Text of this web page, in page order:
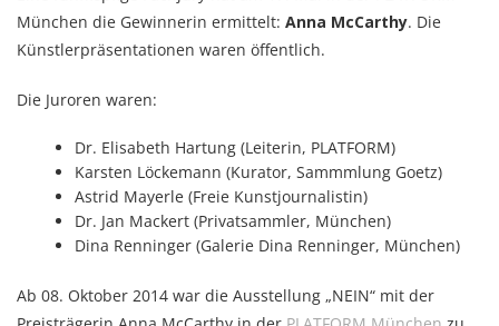
München die Gewinnerin ermittelt: Anna McCarthy. Die
Künstlerpräsentationen waren öffentlich.
Die Juroren waren:
Dr. Elisabeth Hartung (Leiterin, PLATFORM)
Karsten Löckemann (Kurator, Sammmlung Goetz)
Astrid Mayerle (Freie Kunstjournalistin)
Dr. Jan Mackert (Privatsammler, München)
Dina Renninger (Galerie Dina Renninger, München)
Ab 08. Oktober 2014 war die Ausstellung „NEIN“ mit der